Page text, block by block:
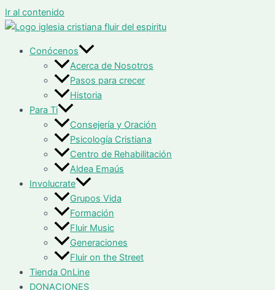
Ir al contenido
Conócenos
Acerca de Nosotros
Pasos para crecer
Historia
Para Ti
Consejería y Oración
Psicología Cristiana
Centro de Rehabilitación
Aldea Emaús
Involucrate
Grupos Vida
Formación
Fluir Music
Generaciones
Fluir on the Street
Tienda OnLine
DONACIONES